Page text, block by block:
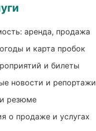
аренда, продажа
и карта пробок
и билеты
новости и репортажи
резюме
о продаже и услугах